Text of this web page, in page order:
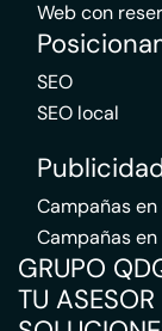
Web con
SEO
SEO local
Campañas
Campañas
GRUPO
TU ASESOR